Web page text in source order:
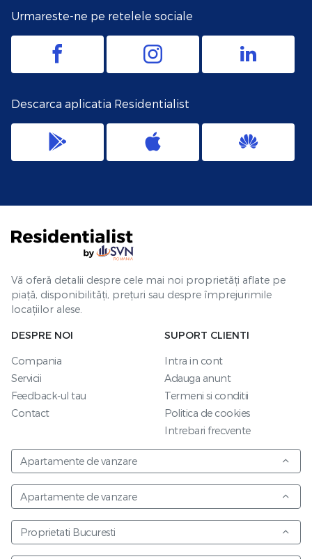
Urmareste-ne pe retelele sociale
Descarca aplicatia Residentialist
Vă oferă detalii despre cele mai noi proprietăți aflate pe
piață, disponibilități, prețuri sau despre împrejurimile
locațiilor alese.
DESPRE NOI
Compania
Servicii
Feedback-ul tau
Contact
SUPORT CLIENTI
Intra in cont
Adauga anunt
Termeni si conditii
Politica de cookies
Intrebari frecvente
Apartamente de vanzare
Apartamente de vanzare
Proprietati Bucuresti